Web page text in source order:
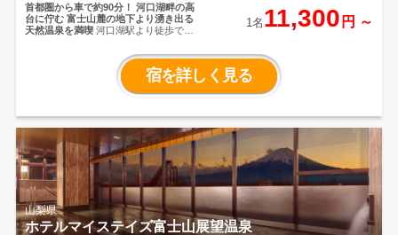
首都圏から車で約90分！ 河口湖畔の高
台に佇む富士山麓の地下より湧き出る
天然温泉を満喫河口湖駅より徒歩で約
る全室レイクサイドの宿。湖畔の高台
に佇む眺望と天然温泉が自慢のホテル
です。日々の喧騒から離れ寛ぎのひと
ときをお過ごしください。
1名 11,300 円 ～
宿を詳しく見る
山梨県
ホテルマイステイズ富士山展望温泉